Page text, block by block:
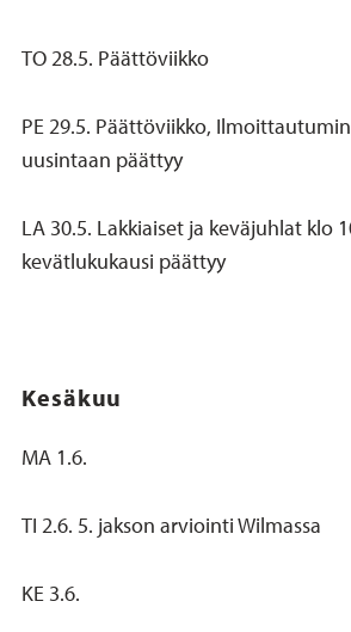
TO 28.5. Päättöviikko
PE 29.5. Päättöviikko,
uusintaan päättyy
LA 30.5. Lakkiaiset ja keväjuhlat klo
kevätlukukausi päättyy
Kesäkuu
MA 1.6.
TI 2.6. 5. jakson arviointi Wilmassa
KE 3.6.